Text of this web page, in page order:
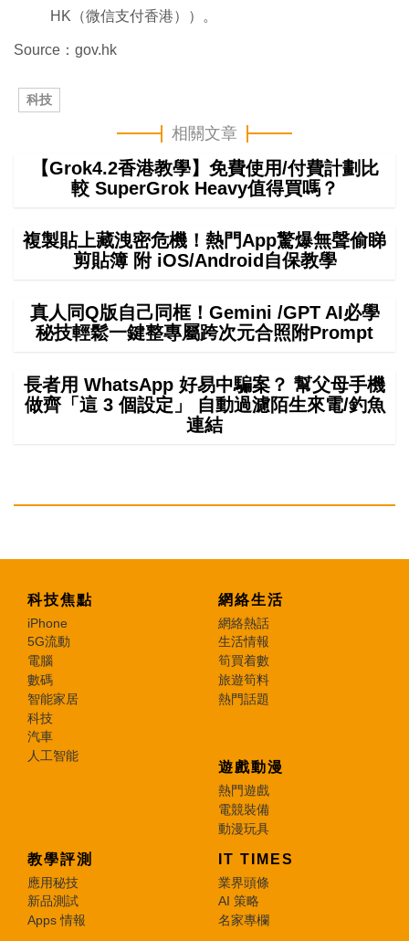
HK（微信支付香港））。
Source：gov.hk
科技
相關文章
【Grok4.2香港教學】免費使用/付費計劃比
較 SuperGrok Heavy值得買嗎？
複製貼上藏洩密危機！熱門App驚爆無聲偷睇
剪貼簿 附 iOS/Android自保教學
真人同Q版自己同框！Gemini /GPT AI必學
秘技輕鬆一鍵整專屬跨次元合照附Prompt
長者用 WhatsApp 好易中騙案？ 幫父母手機
做齊「這 3 個設定」 自動過濾陌生來電/釣魚
連結
科技焦點
iPhone
5G流動
電腦
數碼
智能家居
科技
汽車
人工智能
網絡生活
網絡熱話
生活情報
筍買着數
旅遊筍料
熱門話題
遊戲動漫
熱門遊戲
電競裝備
動漫玩具
教學評測
應用秘技
新品測試
Apps 情報
IT TIMES
業界頭條
AI 策略
名家專欄